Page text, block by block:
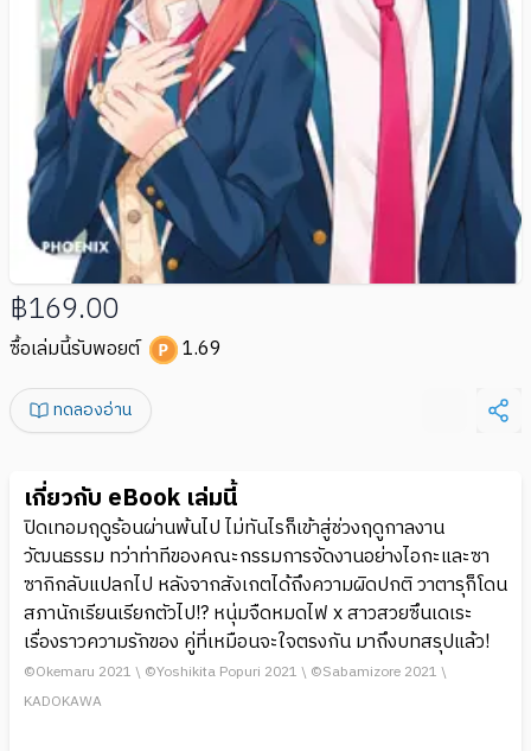
฿169.00
ซื้อเล่มนี้รับพอยต์ 1.69
ทดลองอ่าน
เกี่ยวกับ eBook เล่มนี้
ปิดเทอมฤดูร้อนผ่านพ้นไป ไม่ทันไรก็เข้าสู่ช่วงฤดูกาลงาน
วัฒนธรรม ทว่าท่าทีของคณะกรรมการจัดงานอย่างไอกะและซา
ซากิกลับแปลกไป หลังจากสังเกตได้ถึงความผิดปกติ วาตารุก็โดน
สภานักเรียนเรียกตัวไป!? หนุ่มจืดหมดไฟ x สาวสวยซึนเดเระ
เรื่องราวความรักของ คู่ที่เหมือนจะใจตรงกัน มาถึงบทสรุปแล้ว!
©Okemaru 2021 \ ©Yoshikita Popuri 2021 \ ©Sabamizore 2021 \
KADOKAWA